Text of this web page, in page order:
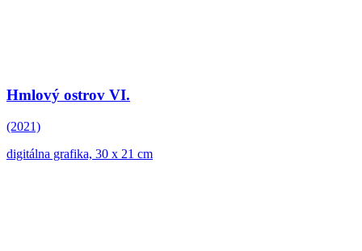
Hmlový ostrov VI.
(2021)
digitálna grafika, 30 x 21 cm